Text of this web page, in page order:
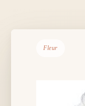
Fleur